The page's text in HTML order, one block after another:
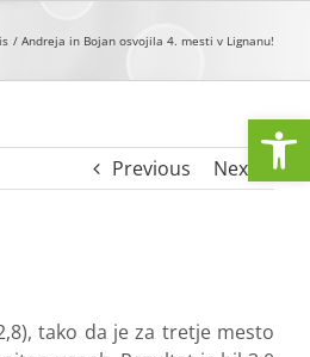
Andreja in Bojan osvojila 4. mesti v Lignanu!
Previous Next
tako da je za tretje mesto